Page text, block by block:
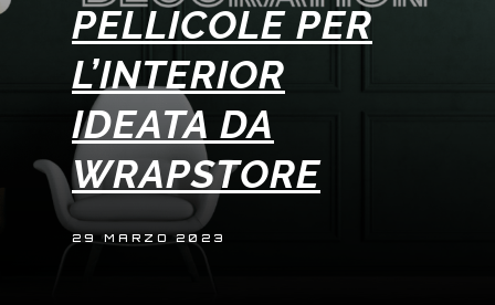
PELLICOLE PER
L’INTERIOR
IDEATA DA
WRAPSTORE
29 MARZO 2023